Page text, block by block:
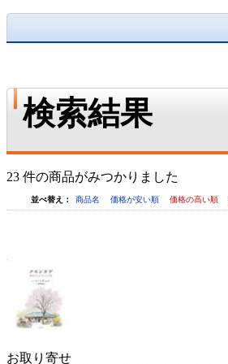
検索結果
23 件の商品がみつかりました
並べ替え： 商品名 価格が安い順 価格の高い順
お取り寄せ